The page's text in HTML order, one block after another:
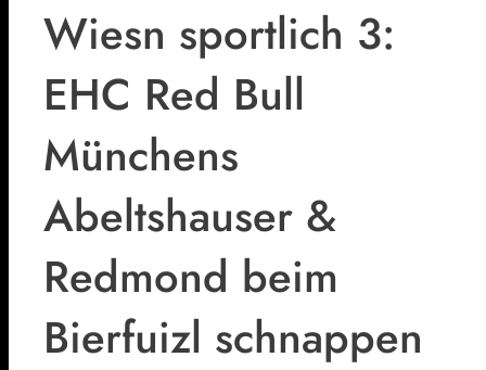
Wiesn sportlich 3:
EHC Red Bull
Münchens
Abeltshauser &
Redmond beim
Bierfuizl schnappen